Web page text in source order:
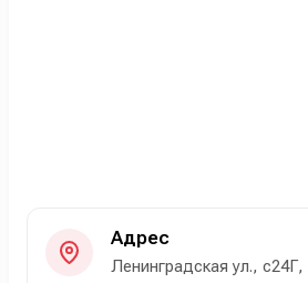
Адрес
Ленинградская ул.,